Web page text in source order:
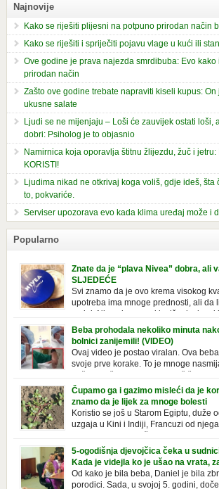
Najnovije
Kako se riješiti plijesni na potpuno prirodan način
Kako se riješiti i spriječiti pojavu vlage u kući ili
Ove godine je prava najezda smrdibuba: Evo kako
prirodan način
Zašto ove godine trebate napraviti kiseli kupus: On
ukusne salate
Ljudi se ne mijenjaju – Loši će zauvijek ostati loši,
dobri: Psiholog je to objasnio
Namirnica koja oporavlja štitnu žlijezdu, žuč i jetru:
KORISTI!
Ljudima nikad ne otkrivaj koga voliš, gdje ideš,
to, pokvariće.
Serviser upozorava evo kada klima uređaj može i
Popularno
Znate da je “plava Nivea” dobra, ali
SLJEDEĆE
Svi znamo da je ovo krema visokog
upotreba ima mnoge prednosti, ali da
o njoj. Nivea krema u klasičnoj, plavoj
prepoznatljivog mirisa i jednostavne formule, jeste
u kupatilima i muškaraca i žena. Mnogi ljudi se ne
čak nose sa […]
Beba prohodala nekoliko minuta
bolnici zanijemili! (VIDEO)
Ovaj video je postao viralan. Ova
svoje prve korake. To je mnoge
baš neobičan. Ne viđamo baš često
novorođenih beba. Video je snimila babica,
miliona ljudi. Ove babice su ostale u čudu nakon što
beba želi […]
Čupamo ga i gazimo misleći da je
znamo da je lijek za mnoge bolesti
Koristio se još u Starom Egiptu, duže
uzgaja u Kini i Indiji, Francuzi od
tradicionalna jela i čorbe… Jedino mi
čupamo ga i bacamo kao korov! Tušt je
“korov” koji, ka­da nam se jednom nastani u bašti ili
5-ogodišnja djevojčica čeka u
Kada je videjla ko je ušao na vrata,
Od kako je bila beba, Daniel je bila
porodici. Sada, u svojoj 5. godini,